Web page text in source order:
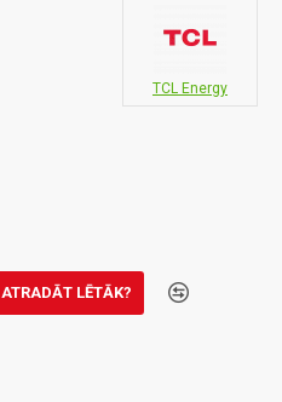
TCL Energy
ATRADĀT LĒTĀK?